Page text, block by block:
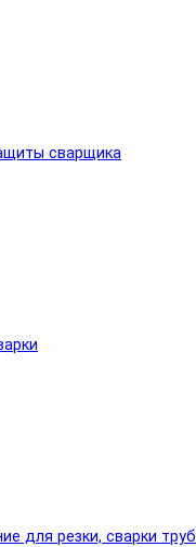
сварщика
для резки, сварки труб